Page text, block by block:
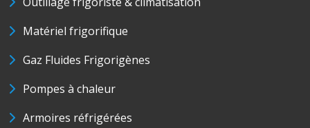
Matériel frigorifique
Gaz Fluides Frigorigènes
Pompes à chaleur
Armoires réfrigérées